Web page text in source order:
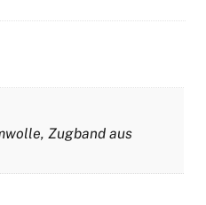
Zugband aus